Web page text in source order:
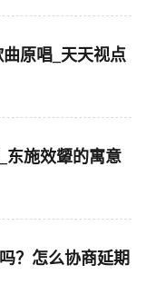
原唱_天天视点
东施效颦的寓意
？怎么协商延期